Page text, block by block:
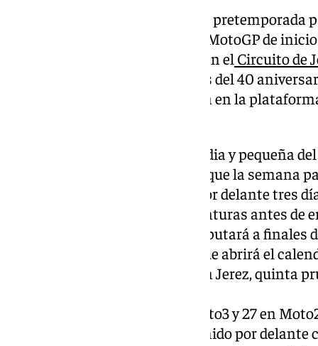
Los últimos entrenamientos de pretemporada
Moto3 antes de que el mundial MotoGP de
curso, arrancaron este martes en el Circuito de
con la presentación de los actos del 40
el día de hoy durante la mañana en la
Y es que las categorías intermedia y pequeña
diferencia de la categoría reina que la semana
de pretemporada, tienen aún por delante tres
perfilar y poner a punto las monturas antes de
rumbo a Tailandia donde se disputará a finales
gran premio de la temporada que abrirá el
ancho del mundo con parada en Jerez, quinta
26 pilotos en la categoría de Moto3 y 27 en
en las tres sesiones que han tenido por delante